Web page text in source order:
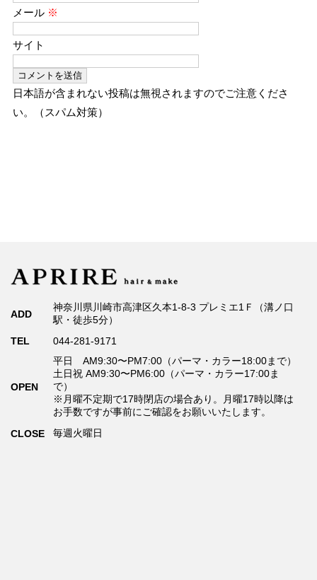
メール ※
サイト
日本語が含まれない投稿は無視されますのでご注意くださ
い。（スパム対策）
ADD
神奈川県川崎市高津区久本1-8-3 プレミエ1Ｆ（溝ノ口
駅・徒歩5分）
TEL
044-281-9171
OPEN
平日 AM9:30〜PM7:00（パーマ・カラー18:00まで）
土日祝 AM9:30〜PM6:00（パーマ・カラー17:00ま
で）
※月曜不定期で17時閉店の場合あり。月曜17時以降は
お手数ですが事前にご確認をお願いいたします。
CLOSE
毎週火曜日